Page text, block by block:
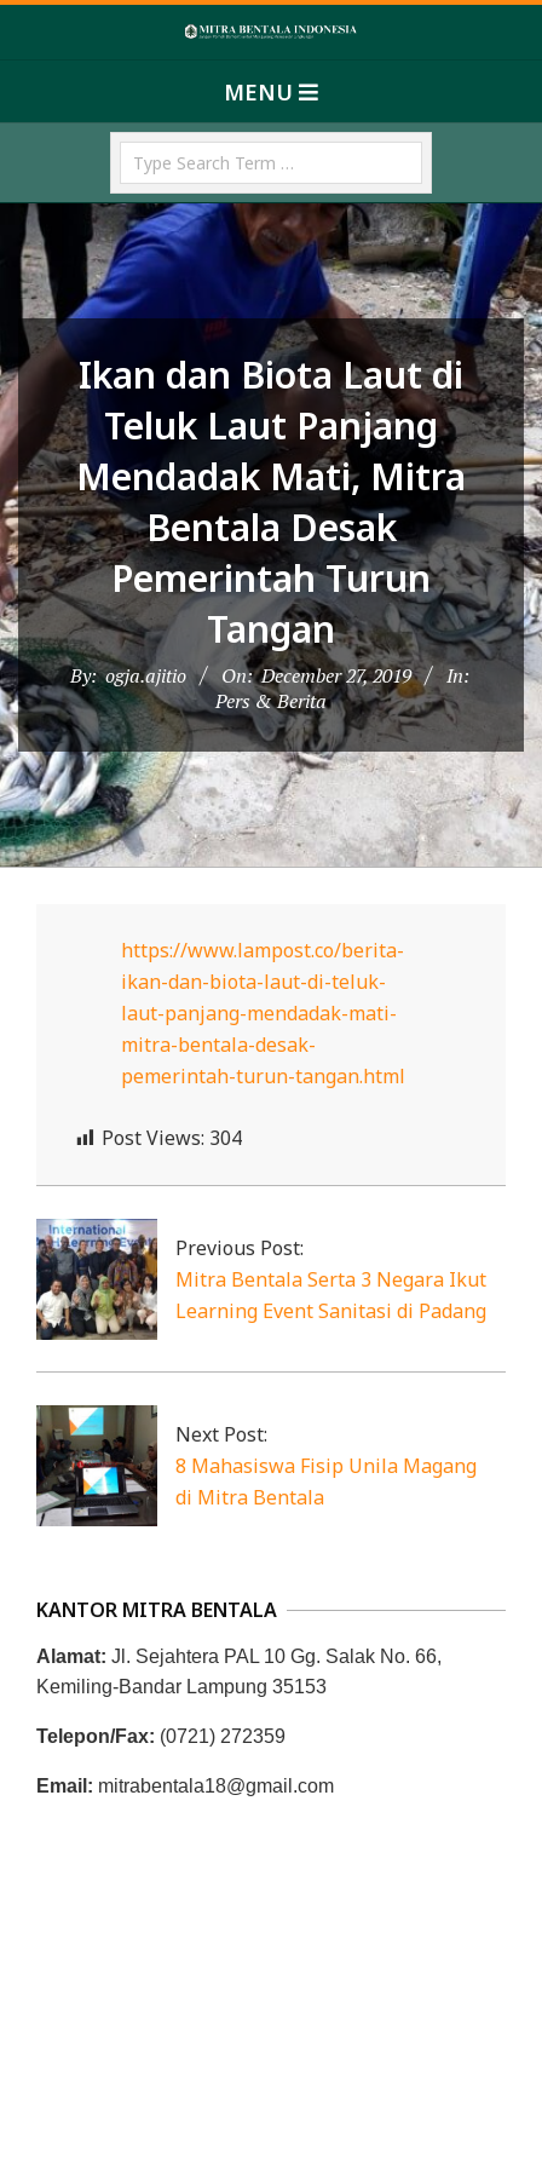
T
A
B
E
N
T
A
L
A
I
N
D
O
N
E
S
I
A
-
W
M
M
T
R
A
B
E
A
L
A
MENU
Ikan dan Biota Laut di
Teluk Laut Panjang
Mendadak Mati, Mitra
Bentala Desak
Pemerintah Turun
Tangan
By: ogja.ajitio On: December 27, 2019
In:
Pers & Berita
https://www.lampost.co/berita-
ikan-dan-biota-laut-di-teluk-
laut-panjang-mendadak-mati-
mitra-bentala-desak-
pemerintah-turun-tangan.html
Post Views: 304
2019-
12-
27
Previous Post:
Mitra Bentala Serta 3 Negara Ikut
Learning Event Sanitasi di Padang
Next Post:
8 Mahasiswa Fisip Unila Magang
di Mitra Bentala
KANTOR MITRA BENTALA
Alamat: Jl. Sejahtera PAL 10 Gg. Salak No. 66,
Kemiling-Bandar Lampung 35153
Telepon/Fax: (0721) 272359
Email: mitrabentala18@gmail.com